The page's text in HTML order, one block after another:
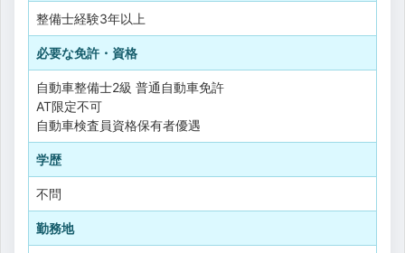
整備士経験3年以上
必要な免許・資格
自動車整備士2級 普通自動車免許
AT限定不可
自動車検査員資格保有者優遇
学歴
不問
勤務地